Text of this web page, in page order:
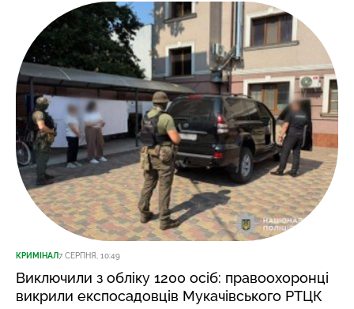
КРИМІНАЛ7 СЕРПНЯ, 10:49
Виключили з обліку 1200 осіб: правоохоронці
викрили експосадовців Мукачівського РТЦК